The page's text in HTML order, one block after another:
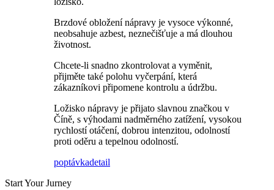
Brzdové obložení nápravy je vysoce výkonné,
neobsahuje azbest, neznečišťuje a má dlouhou
životnost.
Chcete-li snadno zkontrolovat a vyměnit,
přijměte také polohu vyčerpání, která
zákazníkovi připomene kontrolu a údržbu.
Ložisko nápravy je přijato slavnou značkou v
Číně, s výhodami nadměrného zatížení, vysokou
rychlostí otáčení, dobrou intenzitou, odolností
proti oděru a tepelnou odolností.
poptávkadetail
Start Your Jurney